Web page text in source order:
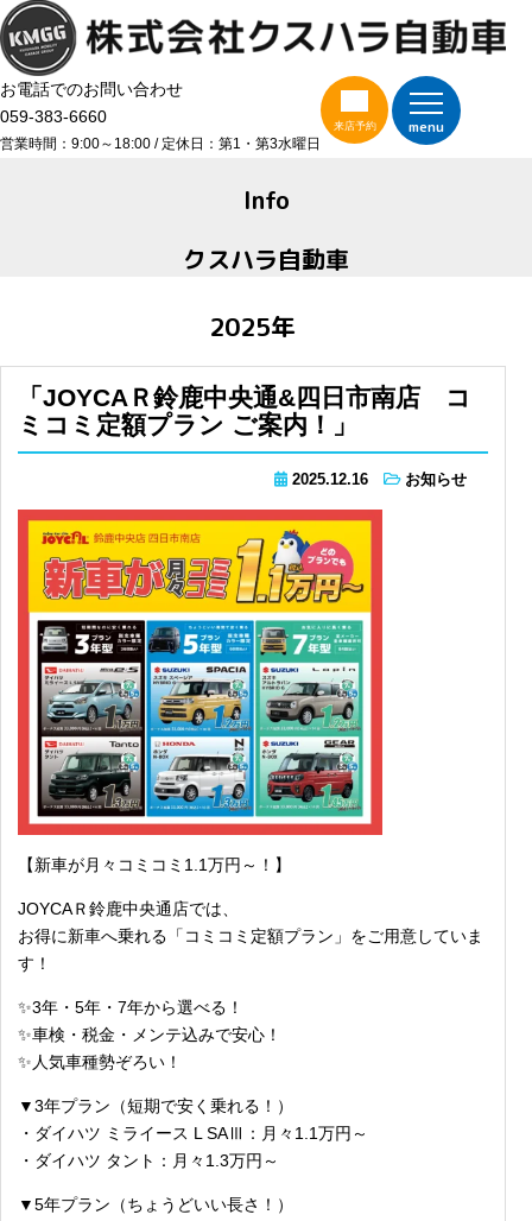
お電話でのお問い合わせ
059-383-6660
営業時間：9:00～18:00 / 定休日：第1・第3水曜日
来店予約 menu
クスハラ自動車
Info
2025年
「JOYCAＲ鈴鹿中央通&四日市南店 コ
ミコミ定額プラン ご案内！」
2025.12.16 お知らせ
【新車が月々コミコミ1.1万円～！】
JOYCAＲ鈴鹿中央通店では、
お得に新車へ乗れる「コミコミ定額プラン」をご用意していま
す！
✨3年・5年・7年から選べる！
✨車検・税金・メンテ込みで安心！
✨人気車種勢ぞろい！
▼3年プラン（短期で安く乗れる！）
・ダイハツ ミライース L SAⅢ：月々1.1万円～
・ダイハツ タント：月々1.3万円～
▼5年プラン（ちょうどいい長さ！）